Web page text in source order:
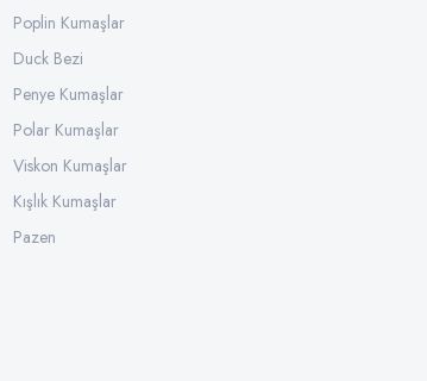
Poplin Kumaşlar
Duck Bezi
Penye Kumaşlar
Polar Kumaşlar
Viskon Kumaşlar
Kışlık Kumaşlar
Pazen